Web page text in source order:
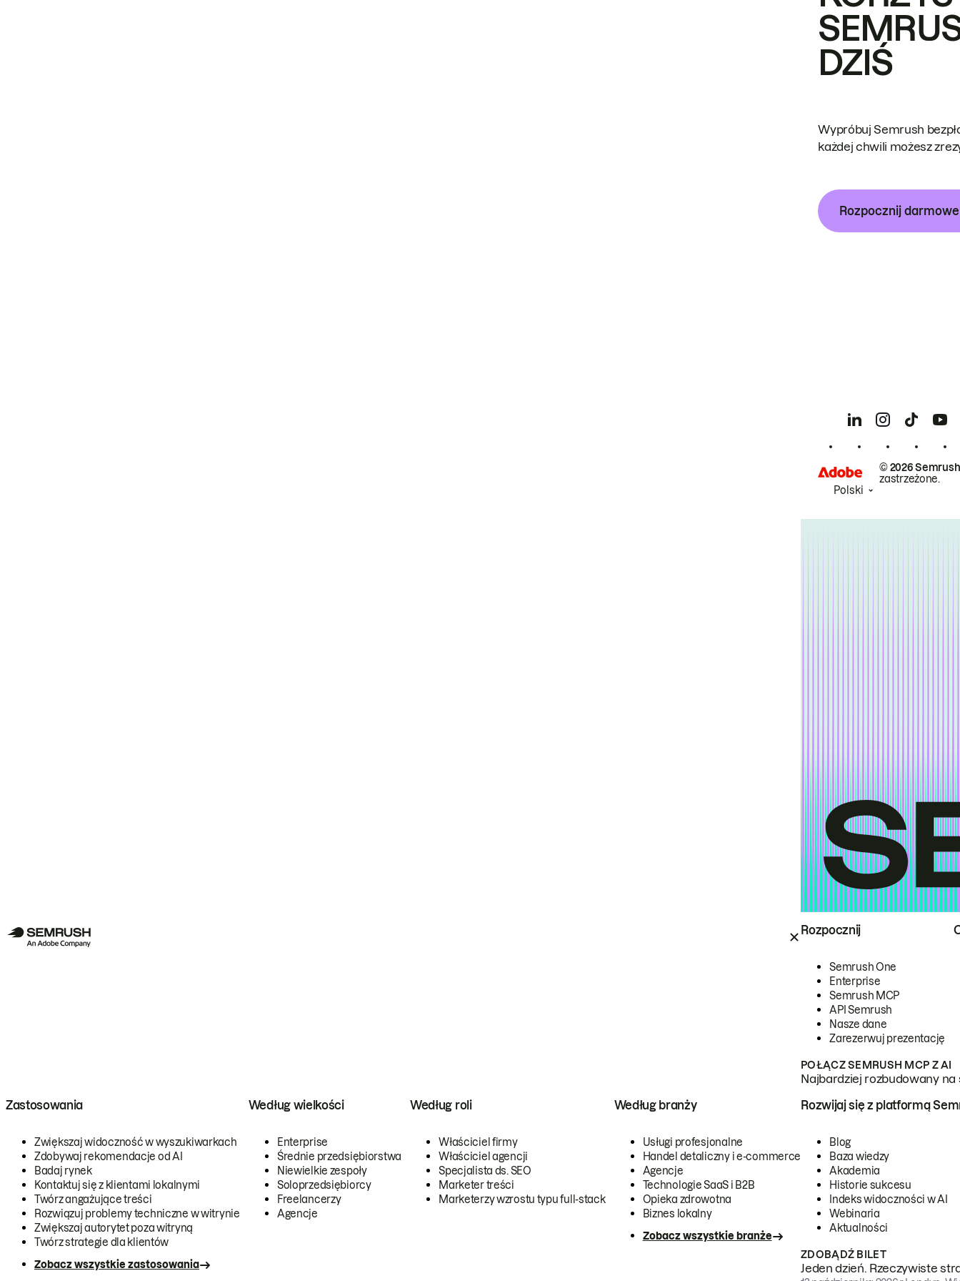
Rozpocznij
Semrush One
Enterprise
Semrush MCP
API Semrush
Nasze dane
Zarezerwuj prezentację
POŁĄCZ SEMRUSH MCP Z AI
Najbardziej rozbudowany
Zastosowania
Zwiększaj widoczność w wyszukiwarkach
Zdobywaj rekomendacje od AI
Badaj rynek
Kontaktuj się z klientami lokalnymi
Twórz angażujące treści
Rozwiązuj problemy techniczne w witrynie
Zwiększaj autorytet poza witryną
Twórz strategie dla klientów
Zobacz wszystkie zastosowania
Według wielkości
Enterprise
Średnie przedsiębiorstwa
Niewielkie zespoły
Soloprzedsiębiorcy
Freelancerzy
Agencje
Według roli
Właściciel firmy
Właściciel agencji
Specjalista ds. SEO
Marketer treści
Marketerzy wzrostu typu full-stack
Według branży
Usługi profesjonalne
Handel detaliczny i e-commerce
Agencje
Technologie SaaS i B2B
Opieka zdrowotna
Biznes lokalny
Zobacz wszystkie branże
Rozwijaj się z platformą
Blog
Baza wiedzy
Akademia
Historie sukcesu
Indeks widoczności w AI
Webinaria
Aktualności
ZDOBĄDŹ BILET
Jeden dzień. Rzeczywiste
DZIŚ
Wypróbuj Semrush
każdej chwili możesz
Rozpocznij
© 2026
zastrzeżone.
Polski